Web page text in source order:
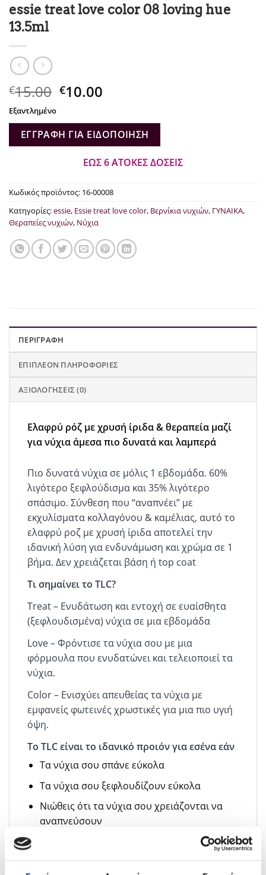
essie treat love color 08 loving hue
13.5ml
€15.00 Original
was:
€15.00.
€10.00
τιμή
είναι:
€10.00.
Εξαντλημένο
ΕΓΓΡΑΦΉ ΓΙΑ ΕΙΔΟΠΟΊΗΣΗ
ΕΩΣ 6 ΑΤΟΚΕΣ ΔΟΣΕΙΣ
Κωδικός προϊόντος: 16-00008
Κατηγορίες:essie, Essie treat love color, Βερνίκια νυχιών, ΓΥΝΑΙΚΑ,
Θεραπείες νυχιών, Νύχια
ΠΕΡΙΓΡΑΦΉ
ΕΠΙΠΛΈΟΝ ΠΛΗΡΟΦΟΡΊΕΣ
ΑΞΙΟΛΟΓΉΣΕΙΣ (0)
Ελαφρύ ρόζ με χρυσή ίριδα & θεραπεία μαζί
για νύχια άμεσα πιο δυνατά και λαμπερά
Πιο δυνατά νύχια σε μόλις 1 εβδομάδα. 60%
λιγότερο ξεφλούδισμα και 35% λιγότερο
σπάσιμο. Σύνθεση που “αναπνέει” με
εκχυλίσματα κολλαγόνου & καμέλιας, αυτό το
ελαφρύ ροζ με χρυσή ίριδα αποτελεί την
ιδανική λύση για ενδυνάμωση και χρώμα σε 1
βήμα. Δεν χρειάζεται βάση ή top coat
Τι σημαίνει το TLC?
Treat – Ενυδάτωση και εντοχή σε ευαίσθητα
(ξεφλουδισμένα) νύχια σε μια εβδομάδα
Love – Φρόντισε τα νύχια σου με μια
φόρμουλα που ενυδατώνει και τελειοποιεί τα
νύχια.
Color – Ενισχύει απευθείας τα νύχια με
εμφανείς φωτεινές χρωστικές για μια πιο υγιή
όψη.
Το TLC είναι το ιδανικό προιόν για εσένα εάν
Τα νύχια σου σπάνε εύκολα
Τα νύχια σου ξεφλουδίζουν εύκολα
Νιώθεις ότι τα νύχια σου χρειάζονται να
αναπνεύσουν
Θέλεις να νοιάζεσαι για τα νύχια σου χωρίς